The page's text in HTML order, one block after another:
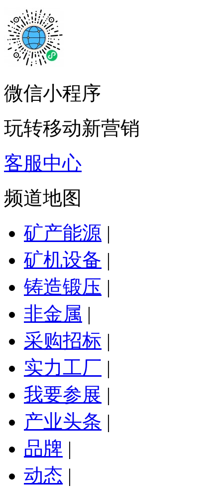
微信小程序
玩转移动新营销
客服中心
频道地图
矿产能源 |
矿机设备 |
铸造锻压 |
非金属 |
采购招标 |
实力工厂 |
我要参展 |
产业头条 |
品牌 |
动态 |